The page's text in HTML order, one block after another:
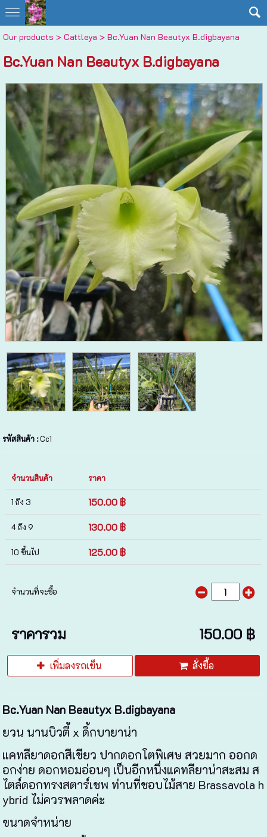
Our products > Cattleya > Bc.Yuan Nan Beautyx B.digbayana
Bc.Yuan Nan Beautyx B.digbayana
รหัสสินค้า :Cc1
จำนวนสินค้า ราคา
1 ถึง 3 150.00 ฿
4 ถึง 9 130.00 ฿
10 ขึ้นไป 125.00 ฿
จำนวนที่จะซื้อ
ราคารวม 150.00 ฿
เพิ่มลงรถเข็น สั่งซื้อ
Bc.Yuan Nan Beautyx B.digbayana
ยวน นานบิวตี้ x ดิ้กบายาน่า
แคทลียาดอกสีเขียว ปากดอกโตพิเศษ สวยมาก ออกด
อกง่าย ดอกหอมอ่อนๆ เป็นอีกหนึ่งแคทลียาน่าสะสม ส
ไตล์ดอกทรงสตาร์เชพ ท่านที่ชอบไม้สาย Brassavola h
ybrid ไม่ควรพลาดค่ะ
ขนาดจำหน่าย